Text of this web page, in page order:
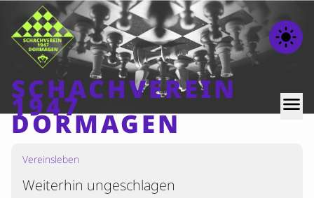
light_mode
SCHACHVEREIN
1947
DORMAGEN
menu
Home
Beiträge
Vereinsleben
Weiterhin ungeschlagen